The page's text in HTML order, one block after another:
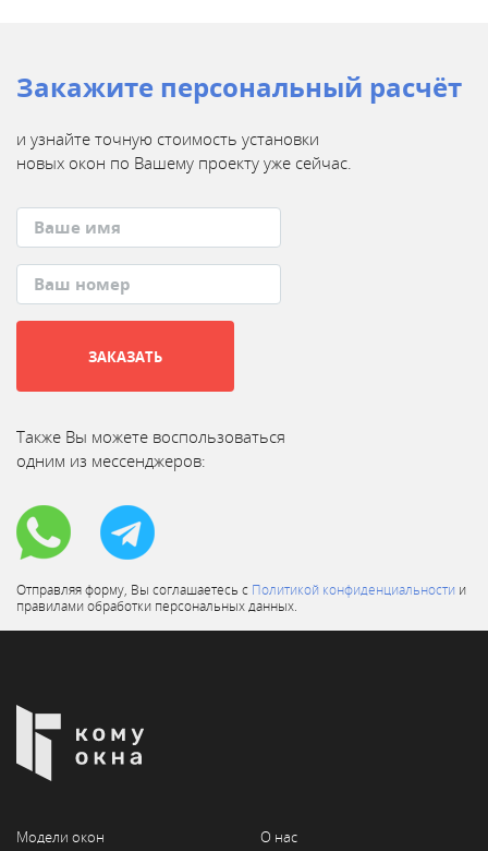
Закажите персональный расчёт
и узнайте точную стоимость установки
новых окон по Вашему проекту уже сейчас.
ЗАКАЗАТЬ
Также Вы можете воспользоваться
одним из мессенджеров:
Отправляя форму, Вы соглашаетесь с Политикой конфиденциальности и
правилами обработки персональных данных.
Модели окон
О нас